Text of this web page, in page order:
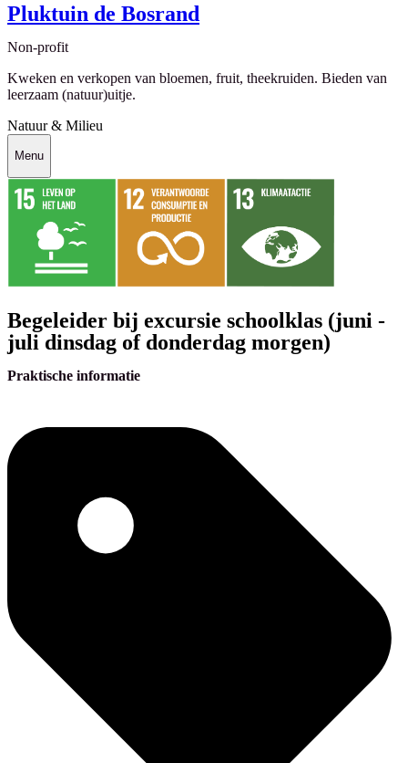
Pluktuin de Bosrand
Non-profit
Kweken en verkopen van bloemen, fruit, theekruiden. Bieden van
leerzaam (natuur)uitje.
Natuur & Milieu
Menu
Begeleider bij excursie schoolklas (juni -
juli dinsdag of donderdag morgen)
Praktische informatie